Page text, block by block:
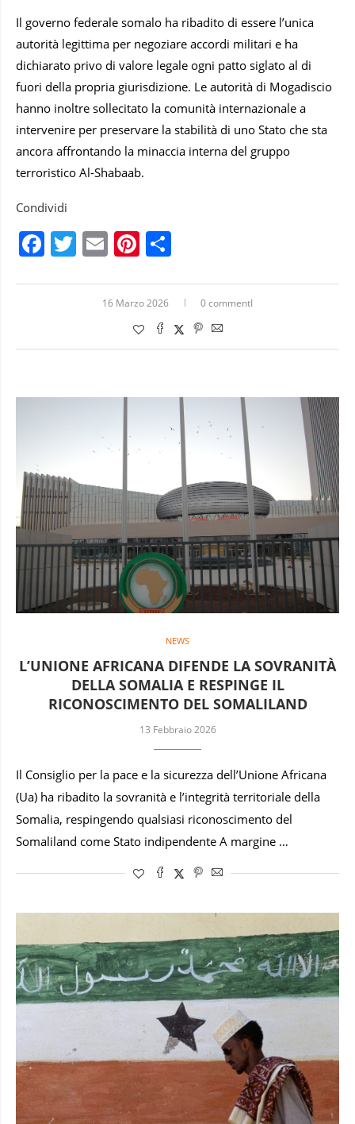
Il governo federale somalo ha ribadito di essere l’unica
autorità legittima per negoziare accordi militari e ha
dichiarato privo di valore legale ogni patto siglato al di
fuori della propria giurisdizione. Le autorità di Mogadiscio
hanno inoltre sollecitato la comunità internazionale a
intervenire per preservare la stabilità di uno Stato che sta
ancora affrontando la minaccia interna del gruppo
terroristico Al-Shabaab.
Condividi
Facebook
Twitter
EmailPinterest
16 Marzo 2026 0 commentI
NEWS
L’UNIONE AFRICANA DIFENDE LA SOVRANITÀ
DELLA SOMALIA E RESPINGE IL
RICONOSCIMENTO DEL SOMALILAND
13 Febbraio 2026
Il Consiglio per la pace e la sicurezza dell’Unione Africana
(Ua) ha ribadito la sovranità e l’integrità territoriale della
Somalia, respingendo qualsiasi riconoscimento del
Somaliland come Stato indipendente A margine …